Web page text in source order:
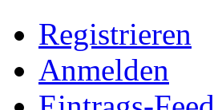
Registrieren
Anmelden